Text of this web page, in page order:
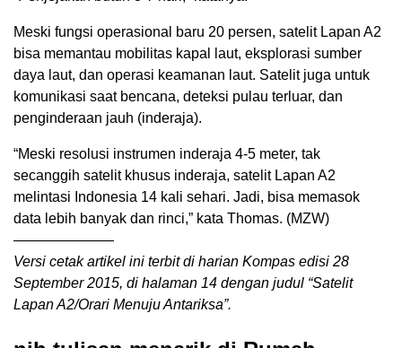
Meski fungsi operasional baru 20 persen, satelit Lapan A2
bisa memantau mobilitas kapal laut, eksplorasi sumber
daya laut, dan operasi keamanan laut. Satelit juga untuk
komunikasi saat bencana, deteksi pulau terluar, dan
penginderaan jauh (inderaja).
“Meski resolusi instrumen inderaja 4-5 meter, tak
secanggih satelit khusus inderaja, satelit Lapan A2
melintasi Indonesia 14 kali sehari. Jadi, bisa memasok
data lebih banyak dan rinci,” kata Thomas. (MZW)
———————
Versi cetak artikel ini terbit di harian Kompas edisi 28
September 2015, di halaman 14 dengan judul “Satelit
Lapan A2/Orari Menuju Antariksa”.